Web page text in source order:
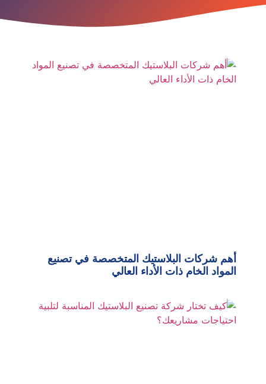
أهم شركات البلاستيك المتخصصة في تصنيع
المواد الخام ذات الأداء العالي